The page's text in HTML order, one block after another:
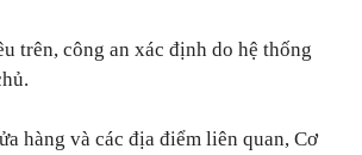
trên, công an xác định do hệ thống
hàng và các địa điểm liên quan, Cơ